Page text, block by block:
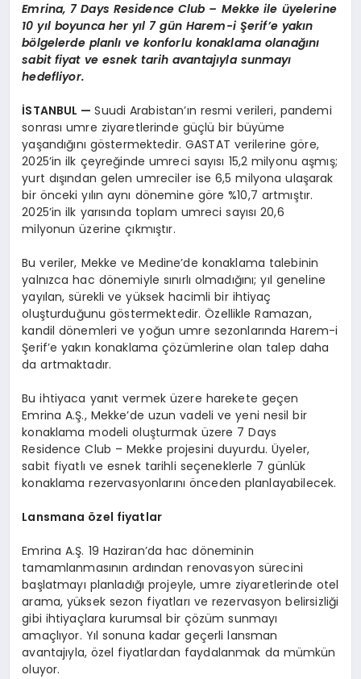
Emrina, 7 Days Residence Club – Mekke ile üyelerine
10 yıl boyunca her yıl 7 gün Harem-i Şerif’e yakın
bölgelerde planlı ve konforlu konaklama olanağını
sabit fiyat ve esnek tarih avantajıyla sunmayı
hedefliyor.
İSTANBUL —Suudi Arabistan’ın resmi verileri, pandemi
sonrası umre ziyaretlerinde güçlü bir büyüme
yaşandığını göstermektedir. GASTAT verilerine göre,
2025’in ilk çeyreğinde umreci sayısı 15,2 milyonu aşmış;
yurt dışından gelen umreciler ise 6,5 milyona ulaşarak
bir önceki yılın aynı dönemine göre %10,7 artmıştır.
2025’in ilk yarısında toplam umreci sayısı 20,6
milyonun üzerine çıkmıştır.
Bu veriler, Mekke ve Medine’de konaklama talebinin
yalnızca hac dönemiyle sınırlı olmadığını; yıl geneline
yayılan, sürekli ve yüksek hacimli bir ihtiyaç
oluşturduğunu göstermektedir. Özellikle Ramazan,
kandil dönemleri ve yoğun umre sezonlarında Harem-i
Şerif’e yakın konaklama çözümlerine olan talep daha
da artmaktadır.
Bu ihtiyaca yanıt vermek üzere harekete geçen
Emrina A.Ş., Mekke’de uzun vadeli ve yeni nesil bir
konaklama modeli oluşturmak üzere 7 Days
Residence Club – Mekke projesini duyurdu. Üyeler,
sabit fiyatlı ve esnek tarihli seçeneklerle 7 günlük
konaklama rezervasyonlarını önceden planlayabilecek.
Lansmana özel fiyatlar
Emrina A.Ş. 19 Haziran’da hac döneminin
tamamlanmasının ardından renovasyon sürecini
başlatmayı planladığı projeyle, umre ziyaretlerinde otel
arama, yüksek sezon fiyatları ve rezervasyon belirsizliği
gibi ihtiyaçlara kurumsal bir çözüm sunmayı
amaçlıyor. Yıl sonuna kadar geçerli lansman
avantajıyla, özel fiyatlardan faydalanmak da mümkün
oluyor.